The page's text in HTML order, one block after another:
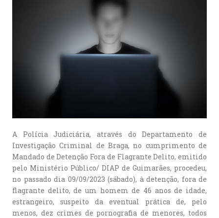
A Polícia Judiciária, através do Departamento de
Investigação Criminal de Braga, no cumprimento de
Mandado de Detenção Fora de Flagrante Delito, emitido
pelo Ministério Público/ DIAP de Guimarães, procedeu,
no passado dia 09/09/2023 (sábado), à detenção, fora de
flagrante delito, de um homem de 46 anos de idade,
estrangeiro, suspeito da eventual prática de, pelo
menos, dez crimes de pornografia de menores, todos